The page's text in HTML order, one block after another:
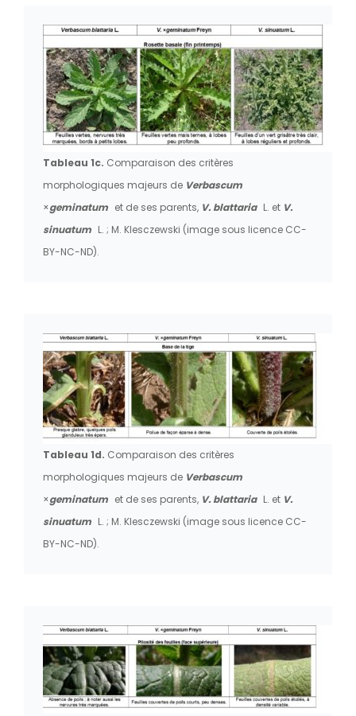
Tableau 1c. Comparaison des critères
morphologiques majeurs de Verbascum
×geminatum et de ses parents, V. blattaria L. et V.
sinuatum L. ; M. Klesczewski (image sous licence CC-
BY-NC-ND).
Tableau 1d. Comparaison des critères
morphologiques majeurs de Verbascum
×geminatum et de ses parents, V. blattaria L. et V.
sinuatum L. ; M. Klesczewski (image sous licence CC-
BY-NC-ND).